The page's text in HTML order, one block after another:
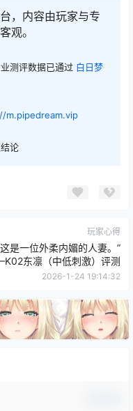
，内容由玩家与专
观。
测评数据已通过 白日梦
m.pipedream.vip
论
玩家心得
是一位外柔内媚的人妻。”
东凛（中低刺激）评测
2026-1-24 19:14:32